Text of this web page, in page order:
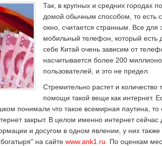
Так, в крупных и средних городах
домой обычным способом, то есть
окно, считается странным. Все для
мобильный телефон, который есть
себе Китай очень зависим от
насчитывается более 200
пользователей, и это не предел.
Стремительно растет и количество
помощи такой вещи как интернет.
понимали что такое всемирная паутина, то
закрыт. В целом именно интернет сейчас
и досугом в одном явлении, у них также
на сайте www.ank1.ru . По оценкам